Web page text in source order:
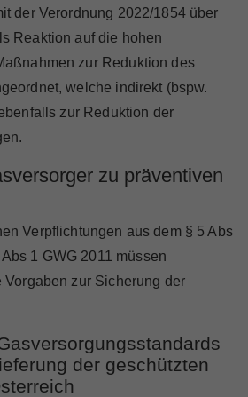
der Verordnung 2022/1854 über
Reaktion auf die hohen
zur Reduktion des
welche indirekt (bspw.
zur Reduktion der
zu präventiven
Verpflichtungen aus dem § 5 Abs
1 GWG 2011 müssen
Vorgaben zur Sicherung der
der geschützten